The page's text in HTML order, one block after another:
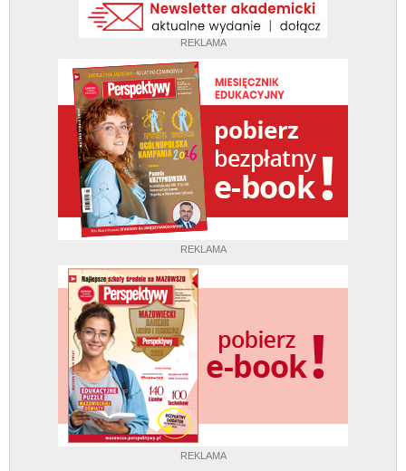
REKLAMA
REKLAMA
REKLAMA